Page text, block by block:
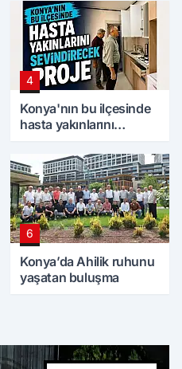
4
Konya'nın bu ilçesinde
hasta yakınlarını
6
Konya’da Ahilik ruhunu
yaşatan buluşma